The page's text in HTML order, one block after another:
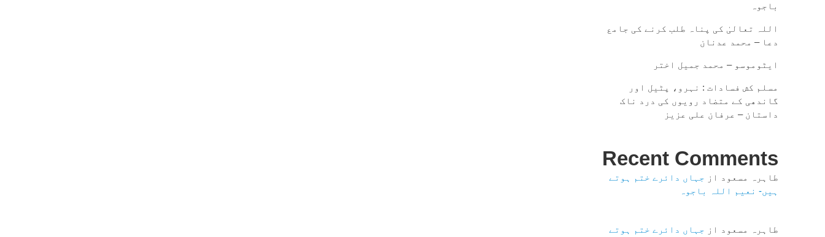
باجوہ
اللہ تعالیٰ کی پناہ طلب کرنے کی جامع
دعا – محمد عدنان
ایٹوموسو – محمد جمیل اختر
مسلم کش فسادات : نہرو، پٹیل اور
گاندھی کے متضاد رویوں کی درد ناک
داستان – عرفان علی عزیز
Recent Comments
طاہرہ مسعود از جہاں دائرے ختم ہوتے
ہیں- نعیم اللہ باجوہ
طاہرہ مسعود از جہاں دائرے ختم ہوتے